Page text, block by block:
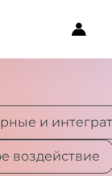
и
воздействие